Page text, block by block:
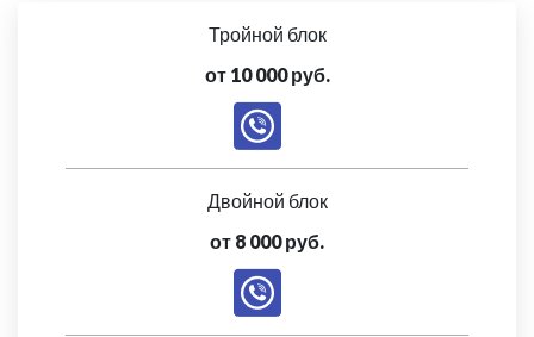
Тройной блок
от 10 000 руб.
Двойной блок
от 8 000 руб.